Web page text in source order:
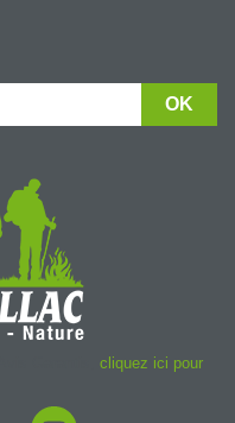
cliquez ici pour